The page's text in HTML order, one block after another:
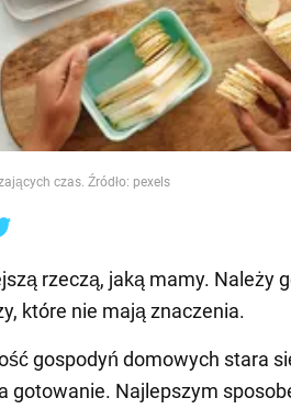
czas. Źródło: pexels
rzeczą, jaką mamy. Należy
które nie mają znaczenia.
gospodyń domowych stara
gotowanie. Najlepszym